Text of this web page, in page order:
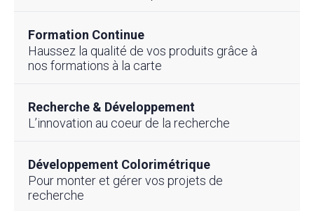
Formation Continue
Haussez la qualité de vos produits grâce à
nos formations à la carte
Recherche & Développement
L’innovation au coeur de la recherche
Développement Colorimétrique
Pour monter et gérer vos projets de
recherche